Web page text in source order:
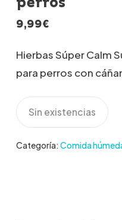
9,99€
Hierbas Súper Calm
para perros con
Sin existencias
Categoría: Comida